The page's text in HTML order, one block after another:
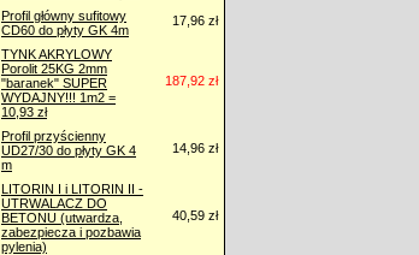
Profil główny sufitowy
CD60 do płyty GK 4m
17,96 zł
TYNK AKRYLOWY
Porolit 25KG 2mm
"baranek" SUPER
WYDAJNY!!! 1m2 =
10,93 zł
187,92 zł
Profil przyścienny
UD27/30 do płyty GK 4
m
14,96 zł
LITORIN I i LITORIN II -
UTRWALACZ DO
BETONU (utwardza,
zabezpiecza i pozbawia
pylenia)
40,59 zł